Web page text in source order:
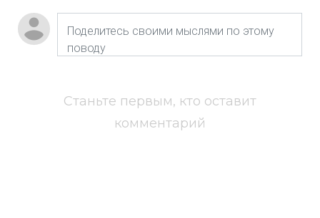
Станьте первым, кто оставит
комментарий